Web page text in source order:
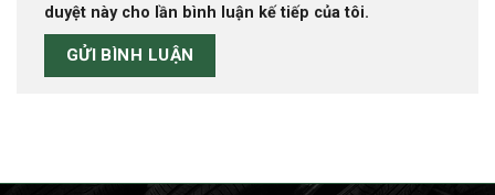
duyệt này cho lần bình luận kế tiếp của tôi.